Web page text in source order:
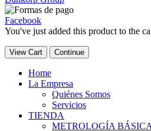
Facebook
You've just added this product to the
View Cart Continue
Home
La Empresa
Quiénes Somos
Servicios
TIENDA
METROLOGÍA BÁSICA